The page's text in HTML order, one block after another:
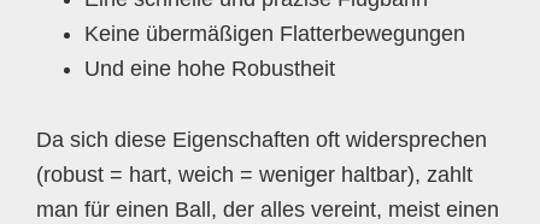
Keine übermäßigen Flatterbewegungen
Und eine hohe Robustheit
Da sich diese Eigenschaften oft widersprechen
(robust = hart, weich = weniger haltbar), zahlt
man für einen Ball, der alles vereint, meist einen